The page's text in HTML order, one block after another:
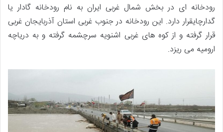
رودخانه ای در بخش شمال غربی ایران به نام رودخانه گادار یا
گدارچایقرار دارد. این رودخانه در جنوب غربی استان آذربایجان غربی
قرار گرفته و از کوه های غربی اشنویه سرچشمه گرفته و به دریاچه
ارومیه می ریزد.